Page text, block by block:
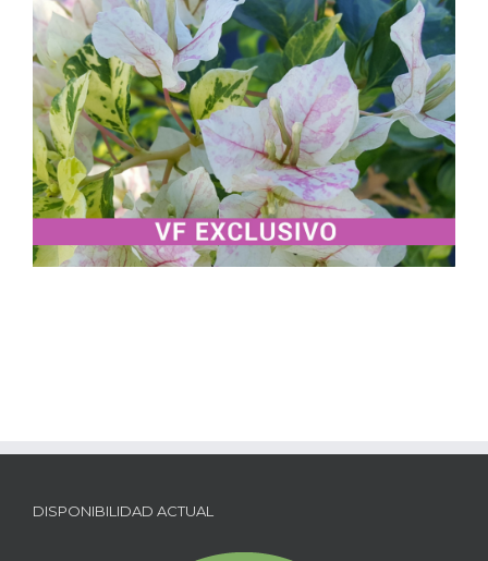
DISPONIBILIDAD ACTUAL